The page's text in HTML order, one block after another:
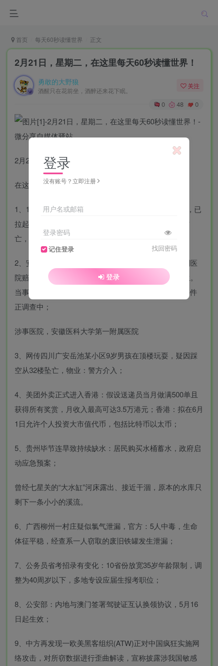
首页 每天60秒读懂世界 正文
2月21日，星期二，在这里每天60秒读懂世界！
勇敢的大野狼
酒醒只在花前坐，酒醉还来花下眠。
关注
0 48 0
2月21日，农历二月初二，星期二！
在这里，每天60秒读懂世界！
1、19日晚，广西贺州一大桥桥面发生坍塌，约五六米，已
拉起警戒线禁止通行，官方：事发时无车辆经过没有伤
亡，正在调查原因；
2、安徽一试管婴儿出生8年后被发现放错胚胎，一审判医
院赔64万元，医院：人生要豁达，没必要计较是否亲生。
当事母亲：从我肚子生的就是亲生。省卫健委：相关事件
正调查中；
涉事医院，安徽医科大学第一附属医院
3、网传四川广安岳池某小区9岁男孩在顶楼玩耍，疑因踩
空从32楼坠亡，物业：警方介入；
4、美团外卖正式进入香港：假设送递员当月做满500单且
获得所有奖赏，月收入最高可达3.5万港元；香港：拟在6月
1日允许个人投资大市值代币，包括比特币以太币；
5、贵州毕节连旱致持续缺水：居民购买水桶蓄水，政府启
动应急预案；
曾经七星关的“大水缸”河床露出、接近干涸，原本的水库只
剩下一条小小的溪流。
6、广西柳州一村庄疑似氯气泄漏，官方：5人中毒，生命
体征平稳，经查系一人窃取的废旧铁罐发生泄漏；
7、公务员省考招录有变化：10省份放宽35岁年龄限制，调
整为40周岁以下，多地专设应届生报考职位；
8、公安部：内地与澳门签署驾驶证互认换领协议，5月16
日起生效；
9、中方再发现一欧美黑客组织(ATW)正对中国疯狂实施网
络攻击，对所窃数据进行歪曲解读，宣称披露涉我国敏感
登录
没有账号？立即注册
用户名或邮箱
登录密码
记住登录 找回密码
登录